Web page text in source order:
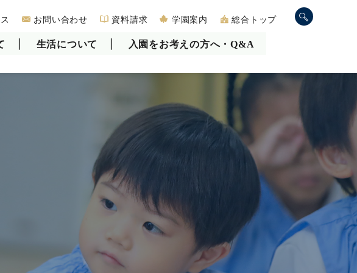
お問い合わせ 資料請求 学園案内 総合トップ
生活について 入園をお考えの方へ・Q&A